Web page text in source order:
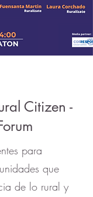
Citizen -
para
que
de lo rural y